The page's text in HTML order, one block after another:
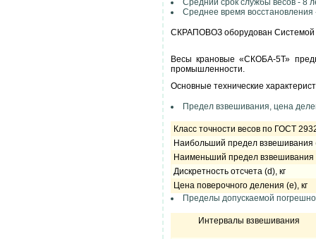
Средний срок службы весов - 8
Среднее время восстановления
СКРАПОВОЗ оборудован
Весы крановые «СКОБА-5Т»
промышленности.
Основные технические
Предел взвешивания, цена
Класс точности весов по ГОСТ
Наибольший предел взвешивания
Наименьший предел
Дискретность отсчета (d), кг
Цена поверочного деления (е), кг
Пределы допускаемой
Интервалы взвешивания